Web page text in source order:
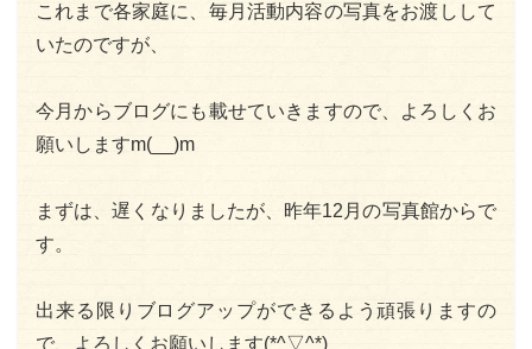
これまで各家庭に、毎月活動内容の写真をお渡しして
いたのですが、
今月からブログにも載せていきますので、よろしくお
願いしますm(__)m
まずは、遅くなりましたが、昨年12月の写真館からで
す。
出来る限りブログアップができるよう頑張りますの
で、よろしくお願いします(*^▽^*)